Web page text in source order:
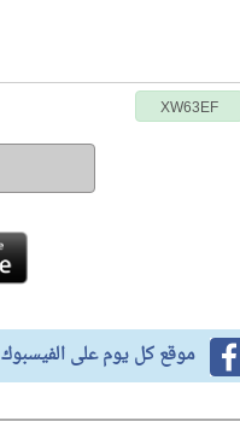
XW63EF
موقع كل يوم على الفيسبوك